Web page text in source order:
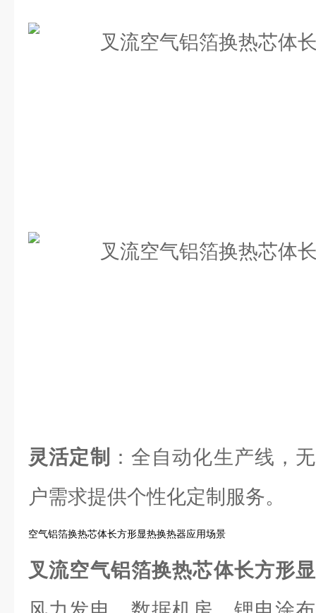
灵活定制
：全自动化生产线，
户需求提供个性化定制服务。
空气铝箔换热芯体长方形显热换热器应用场景
叉流空气铝箔换热芯体长方形